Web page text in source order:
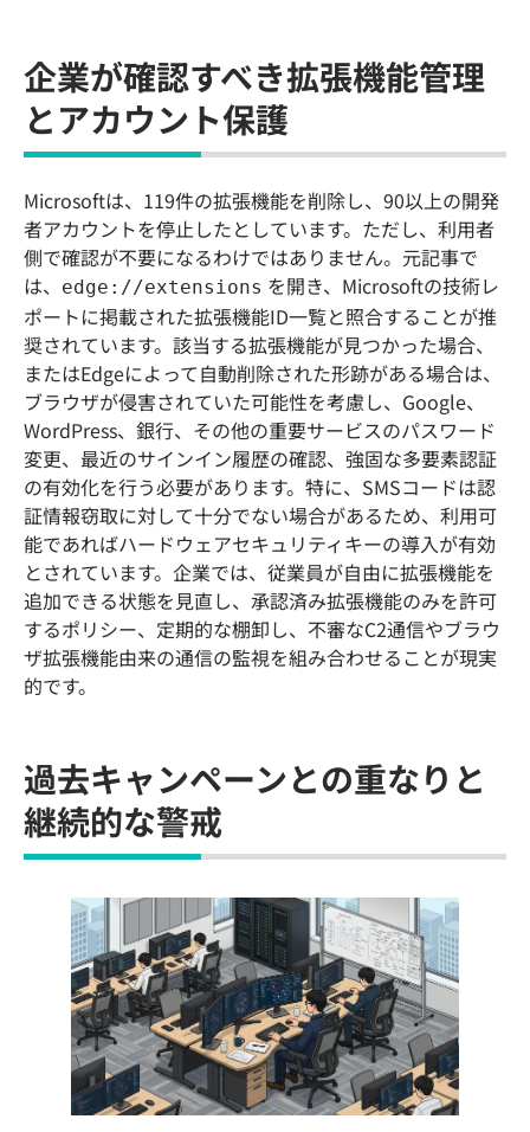
企業が確認すべき拡張機能管理
とアカウント保護
Microsoftは、119件の拡張機能を削除し、90以上の開発
者アカウントを停止したとしています。ただし、利用者
側で確認が不要になるわけではありません。元記事で
は、 edge://extensions を開き、Microsoftの技術レ
ポートに掲載された拡張機能ID一覧と照合することが推
奨されています。該当する拡張機能が見つかった場合、
またはEdgeによって自動削除された形跡がある場合は、
ブラウザが侵害されていた可能性を考慮し、Google、
WordPress、銀行、その他の重要サービスのパスワード
変更、最近のサインイン履歴の確認、強固な多要素認証
の有効化を行う必要があります。特に、SMSコードは認
証情報窃取に対して十分でない場合があるため、利用可
能であればハードウェアセキュリティキーの導入が有効
とされています。企業では、従業員が自由に拡張機能を
追加できる状態を見直し、承認済み拡張機能のみを許可
するポリシー、定期的な棚卸し、不審なC2通信やブラウ
ザ拡張機能由来の通信の監視を組み合わせることが現実
的です。
過去キャンペーンとの重なりと
継続的な警戒